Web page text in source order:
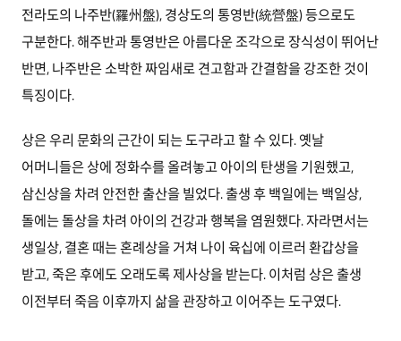
전라도의 나주반(羅州盤), 경상도의 통영반(統營盤) 등으로도
구분한다. 해주반과 통영반은 아름다운 조각으로 장식성이 뛰어난
반면, 나주반은 소박한 짜임새로 견고함과 간결함을 강조한 것이
특징이다.
상은 우리 문화의 근간이 되는 도구라고 할 수 있다. 옛날
어머니들은 상에 정화수를 올려놓고 아이의 탄생을 기원했고,
삼신상을 차려 안전한 출산을 빌었다. 출생 후 백일에는 백일상,
돌에는 돌상을 차려 아이의 건강과 행복을 염원했다. 자라면서는
생일상, 결혼 때는 혼례상을 거쳐 나이 육십에 이르러 환갑상을
받고, 죽은 후에도 오래도록 제사상을 받는다. 이처럼 상은 출생
이전부터 죽음 이후까지 삶을 관장하고 이어주는 도구였다.